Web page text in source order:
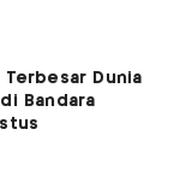
Terbesar Dunia
Bandara